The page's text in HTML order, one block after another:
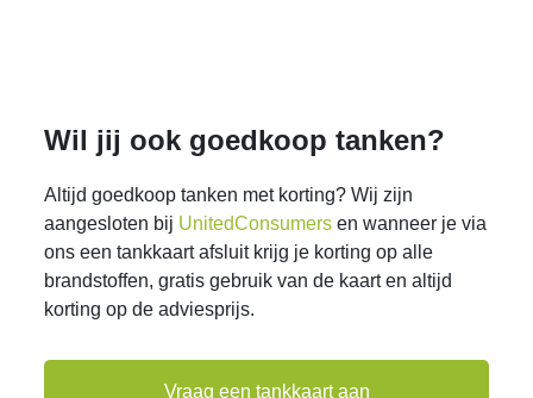
Wil jij ook goedkoop tanken?
Altijd goedkoop tanken met korting? Wij zijn
aangesloten bij UnitedConsumers en wanneer je via
ons een tankkaart afsluit krijg je korting op alle
brandstoffen, gratis gebruik van de kaart en altijd
korting op de adviesprijs.
Vraag een tankkaart aan